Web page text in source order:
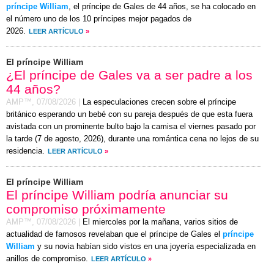
príncipe William, el príncipe de Gales de 44 años, se ha colocado en
el número uno de los 10 príncipes mejor pagados de
2026. LEER ARTÍCULO »
El príncipe William
¿El príncipe de Gales va a ser padre a los
44 años?
AMP™, 07/08/2026
La especulaciones crecen sobre el príncipe
británico esperando un bebé con su pareja después de que esta fuera
avistada con un prominente bulto bajo la camisa el viernes pasado por
la tarde (7 de agosto, 2026), durante una romántica cena no lejos de su
residencia. LEER ARTÍCULO »
El príncipe William
El príncipe William podría anunciar su
compromiso próximamente
AMP™, 07/08/2026
El miercoles por la mañana, varios sitios de
actualidad de famosos revelaban que el príncipe de Gales el príncipe
William y su novia habían sido vistos en una joyería especializada en
anillos de compromiso. LEER ARTÍCULO »